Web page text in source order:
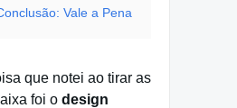
Vale a Pena
que notei ao tirar as
foi o design